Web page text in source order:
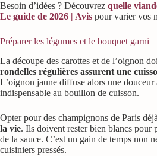
Besoin d’idées ? Découvrez quelle
Le guide de 2026 | Avis pour varier vos
Préparer les légumes et le bouquet garni
La découpe des carottes et de l’oignon
rondelles régulières assurent une
L’oignon jaune diffuse alors une douceur
indispensable au bouillon de cuisson.
Opter pour des champignons de Paris
la vie. Ils doivent rester bien blancs pour
de la sauce. C’est un gain de temps non
cuisiniers pressés.